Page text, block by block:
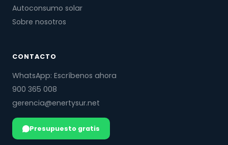
Autoconsumo solar
Sobre nosotros
CONTACTO
WhatsApp: Escríbenos ahora
900 365 008
gerencia@enertysur.net
Presupuesto gratis